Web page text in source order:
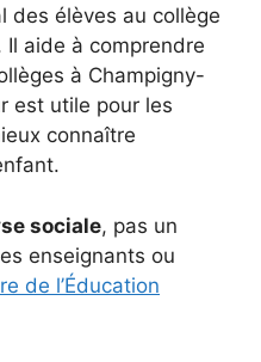
des élèves au collège
aide à comprendre
à Champigny-
est utile pour les
connaître
sociale, pas un
enseignants ou
de l’Éducation